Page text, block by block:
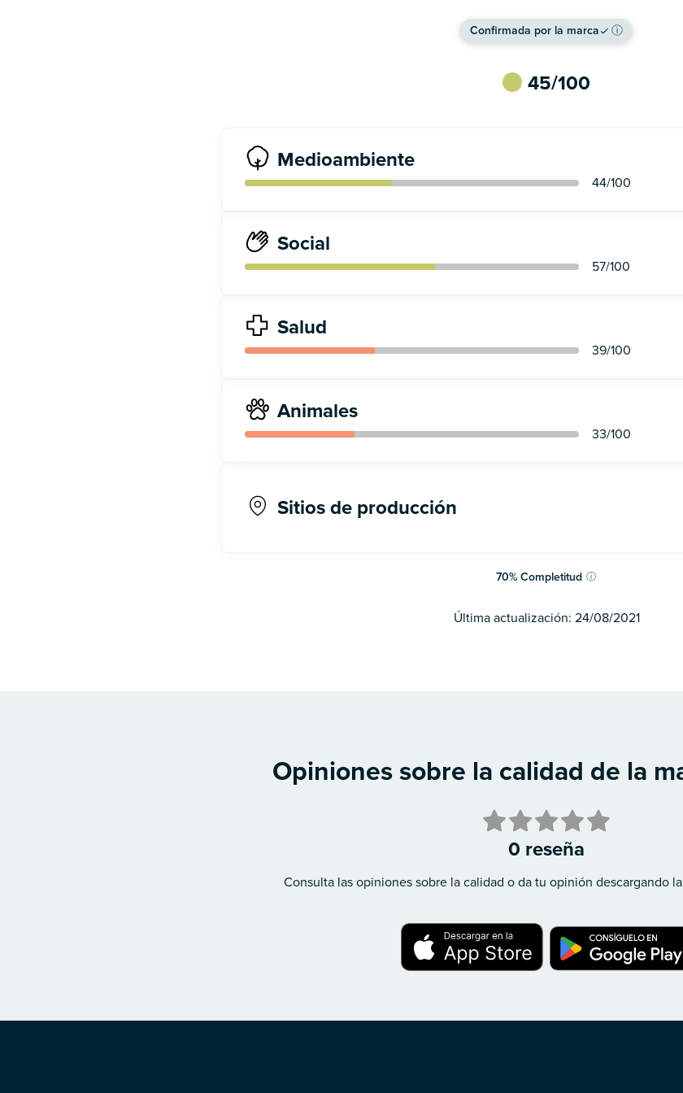
Confirmada por la marca ⓘ
45/100
Medioambiente
44/100
Social
57/100
Salud
39/100
Animales
33/100
Sitios de producción
70% Completitud ⓘ
Última actualización: 24/08/2021
Opiniones sobre la calidad de la
0 reseña
Consulta las opiniones sobre la calidad o da tu opinión descargando